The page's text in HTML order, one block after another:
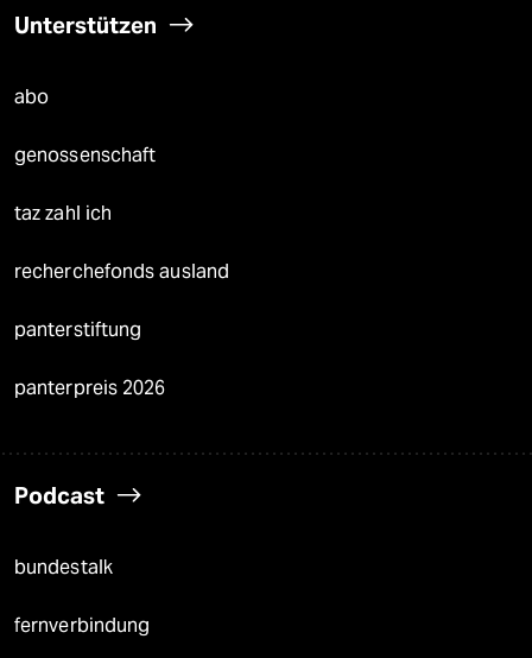
Unterstützen
abo
genossenschaft
taz zahl ich
recherchefonds ausland
panterstiftung
panterpreis 2026
Podcast
bundestalk
fernverbindung